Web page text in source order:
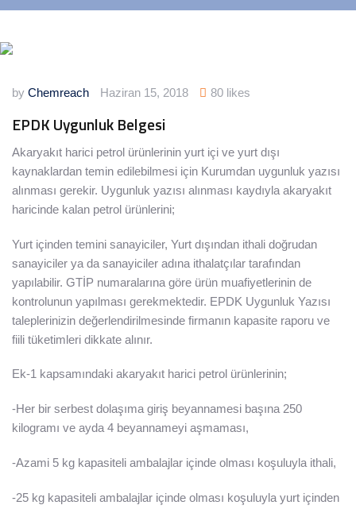
by Chemreach Haziran 15, 2018 80 likes
EPDK Uygunluk Belgesi
Akaryakıt harici petrol ürünlerinin yurt içi ve yurt dışı
kaynaklardan temin edilebilmesi için Kurumdan uygunluk yazısı
alınması gerekir. Uygunluk yazısı alınması kaydıyla akaryakıt
haricinde kalan petrol ürünlerini;
Yurt içinden temini sanayiciler, Yurt dışından ithali doğrudan
sanayiciler ya da sanayiciler adına ithalatçılar tarafından
yapılabilir. GTİP numaralarına göre ürün muafiyetlerinin de
kontrolunun yapılması gerekmektedir. EPDK Uygunluk Yazısı
taleplerinizin değerlendirilmesinde firmanın kapasite raporu ve
fiili tüketimleri dikkate alınır.
Ek-1 kapsamındaki akaryakıt harici petrol ürünlerinin;
-Her bir serbest dolaşıma giriş beyannamesi başına 250
kilogramı ve ayda 4 beyannameyi aşmaması,
-Azami 5 kg kapasiteli ambalajlar içinde olması koşuluyla ithali,
-25 kg kapasiteli ambalajlar içinde olması koşuluyla yurt içinden